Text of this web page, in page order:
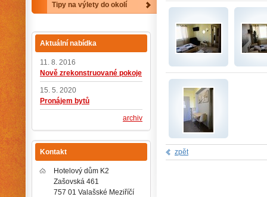
zpět
Tipy na výlety do okolí
Aktuální nabídka
11. 8. 2016
Nově zrekonstruované pokoje
15. 5. 2020
Pronájem bytů
archiv
Kontakt
Hotelový dům K2
Zašovská 461
757 01 Valašské Meziříčí